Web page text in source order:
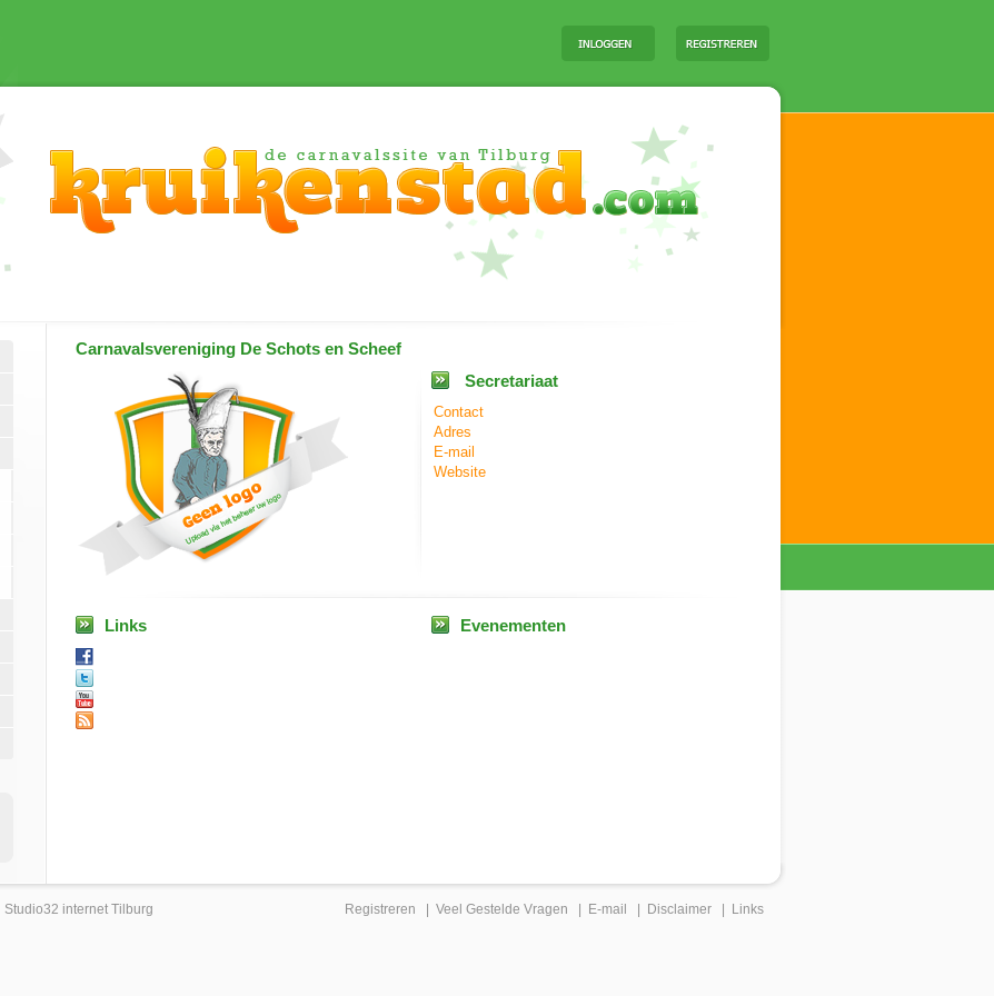
Carnavalsvereniging De Schots en Scheef
Secretariaat
Contact
Adres
E-mail
Website
Links Evenementen
Studio32 internet Tilburg Registreren Veel Gestelde Vragen E-mail Disclaimer Links